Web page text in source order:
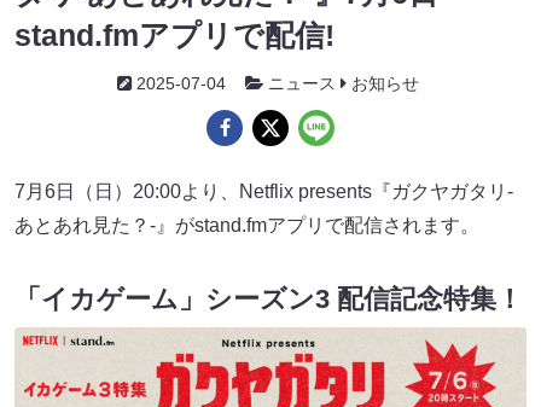
stand.fmアプリで配信!
2025-07-04 ニュース お知らせ
7月6日（日）20:00より、Netflix presents『ガクヤガタリ-
あとあれ見た？-』がstand.fmアプリで配信されます。
「イカゲーム」シーズン3 配信記念特集！